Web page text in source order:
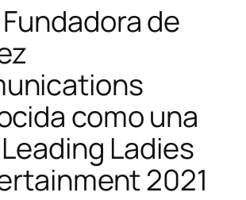
Fundadora de
como una
Ladies
2021